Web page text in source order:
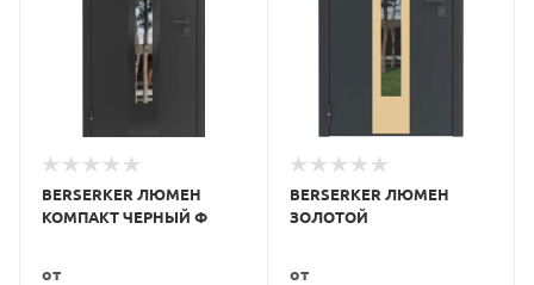
BERSERKER ЛЮМЕН
КОМПАКТ ЧЕРНЫЙ Ф
от
BERSERKER ЛЮМЕН
ЗОЛОТОЙ
от